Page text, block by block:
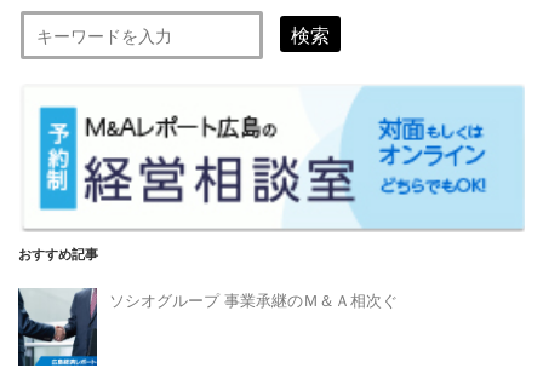
検索
おすすめ記事
ソシオグループ 事業承継のＭ＆Ａ相次ぐ